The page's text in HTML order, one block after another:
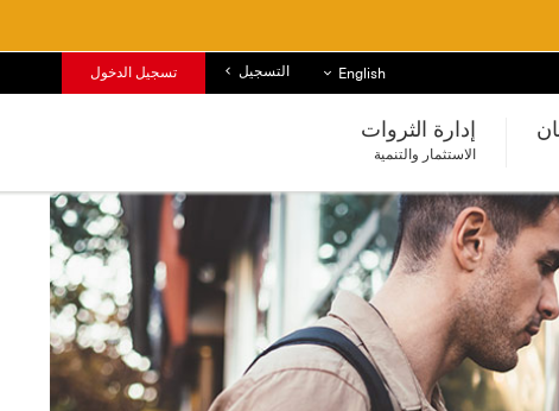
قائمة اللغات
English التسجيل تسجيل الدخول
إدارة الثروات
الاستثمار والتنمية